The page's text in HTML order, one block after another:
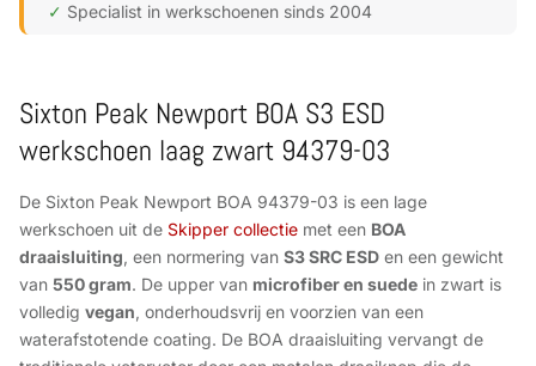
✓ Specialist in werkschoenen sinds 2004
Sixton Peak Newport BOA S3 ESD
werkschoen laag zwart 94379-03
De Sixton Peak Newport BOA 94379-03 is een lage
werkschoen uit de Skipper collectie met een BOA
draaisluiting, een normering van S3 SRC ESD en een gewicht
van 550 gram. De upper van microfiber en suede in zwart is
volledig vegan, onderhoudsvrij en voorzien van een
waterafstotende coating. De BOA draaisluiting vervangt de